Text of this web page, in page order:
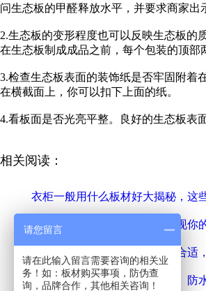
问生态板的甲醛释放水平，并要求商家出
2.生态板的变形程度也可以反映生态板的
在生态板制成成品之前，每个包装的顶部
3.检查生态板表面的装饰纸是否牢固附着
在横截面上，你可以扣下上面的纸。
4.看板面是否光亮平整。良好的生态板表
相关阅读：
衣柜一般用什么板材好大揭秘，这
做书柜用什么板材好？书柜展现你
小白必读！衣橱用什么板材最合适
定制厨柜板材选购指南：环保、防
请您留言
请在此输入留言需要咨询的相关业
务！如：板材购买事项，防伪查
询，品牌合作，其他相关咨询！